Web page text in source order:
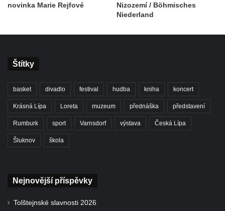
novinka Marie Rejfové
Nizozemí / Böhmisches
Niederland
Štítky
basket divadlo festival hudba kniha koncert
Krásná Lípa Loreta muzeum přednáška představení
Rumburk sport Varnsdorf výstava Česká Lípa
Šluknov škola
Nejnovější příspěvky
Tolštejnské slavnosti 2026